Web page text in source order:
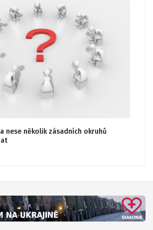
nese několik zásadních okruhů